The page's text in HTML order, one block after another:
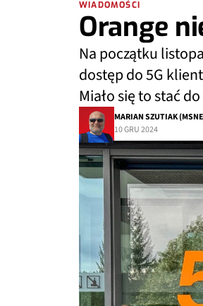
WIADOMOŚCI
Orange
Na początku
dostęp do 5G
Miało się to stać
MARIAN SZUTIAK
10 GRU 2024